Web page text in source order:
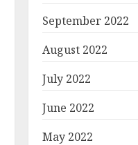
September 2022
August 2022
July 2022
June 2022
May 2022